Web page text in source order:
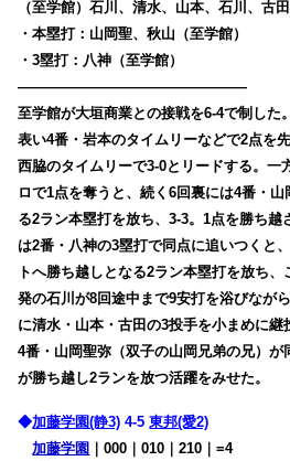
（至学館）石川、清水、山本、石川、古
・本塁打：山岡聖、秋山（至学館）
・3塁打：八神（至学館）
————————————————
至学館が大垣商業との接戦を6-4で制した
表い4番・岩本のタイムリーなどで2点を
西脇のタイムリーで3-0とリードする。一
ロで1点を奪うと、続く6回裏には4番・
る2ラン本塁打を放ち、3-3。1点を勝ち越
は2番・八神の3塁打で同点に追いつくと
トへ勝ち越しとなる2ラン本塁打を放ち
発の石川が8回途中まで9安打を浴びなが
に清水・山本・古田の3投手を小まめに継
4番・山岡聖弥（双子の山岡兄弟の兄）
が勝ち越し2ランを放つ活躍をみせた。
◆加藤学園(静3) 4-5東邦(愛2)
加藤学園
｜000｜010｜210｜=4